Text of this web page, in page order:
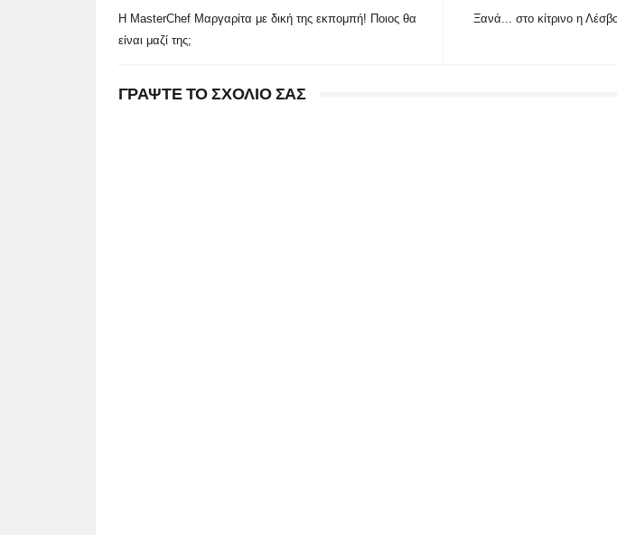
Ξανά... στο κίτρινο η
Η MasterChef Μαργαρίτα με δική της εκπομπή! Ποιος θα
είναι μαζί της;
ΓΡΑΨΤΕ ΤΟ ΣΧΟΛΙΟ ΣΑΣ